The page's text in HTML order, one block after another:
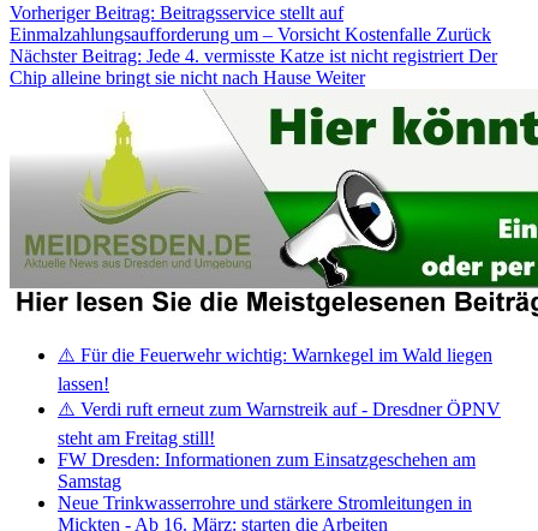
Vorheriger Beitrag: Beitragsservice stellt auf
Einmalzahlungsaufforderung um – Vorsicht Kostenfalle Zurück
Nächster Beitrag: Jede 4. vermisste Katze ist nicht registriert Der
Chip alleine bringt sie nicht nach Hause Weiter
⚠️ Für die Feuerwehr wichtig: Warnkegel im Wald liegen
lassen!
⚠️ Verdi ruft erneut zum Warnstreik auf - Dresdner ÖPNV
steht am Freitag still!
FW Dresden: Informationen zum Einsatzgeschehen am
Samstag
Neue Trinkwasserrohre und stärkere Stromleitungen in
Mickten - Ab 16. März: starten die Arbeiten